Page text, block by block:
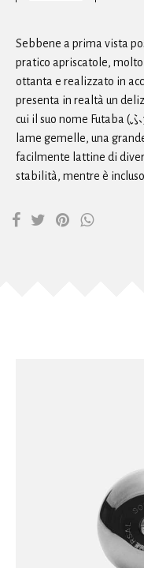
Sebbene a prima vista
pratico apriscatole,
ottanta e realizzato in
presenta in realtà un
cui il suo nome Futaba (
lame gemelle, una
facilmente lattine di
stabilità, mentre è